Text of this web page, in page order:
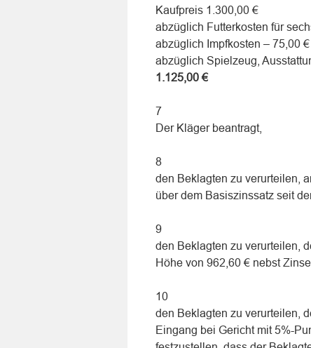
Kaufpreis 1.300,00 €
abzüglich Futterkosten für
abzüglich Impfkosten – 75,00 €
abzüglich Spielzeug,
1.125,00 €
7
Der Kläger beantragt,
8
den Beklagten zu verurteilen,
über dem Basiszinssatz seit
9
den Beklagten zu verurteilen,
Höhe von 962,60 € nebst
10
den Beklagten zu verurteilen,
Eingang bei Gericht mit 5%-